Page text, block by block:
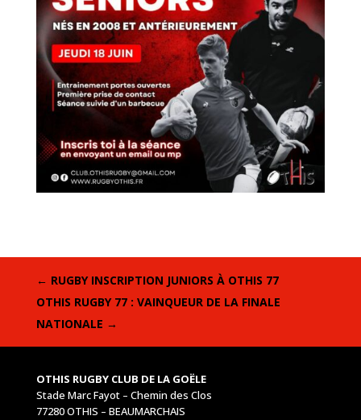
← RUGBY INSCRIPTION JUNIORS À OTHIS 77
OTHIS RUGBY 77 : VAINQUEUR DE LA FINALE
NATIONALE →
OTHIS RUGBY CLUB DE LA GOËLE
Stade Marc Fayot – Chemin des Clos
77280 OTHIS – BEAUMARCHAIS